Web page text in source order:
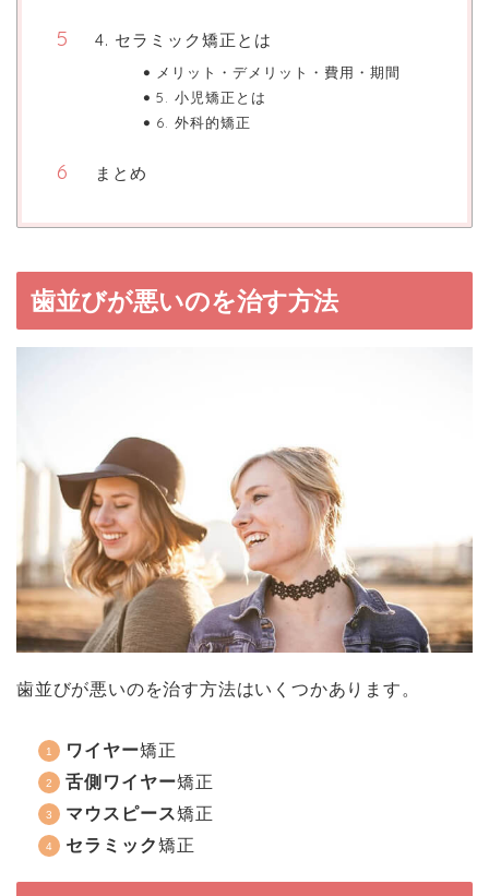
4. セラミック矯正とは
メリット・デメリット・費用・期間
5. 小児矯正とは
6. 外科的矯正
まとめ
歯並びが悪いのを治す方法
歯並びが悪いのを治す方法はいくつかあります。
ワイヤー矯正
舌側ワイヤー矯正
マウスピース矯正
セラミック矯正